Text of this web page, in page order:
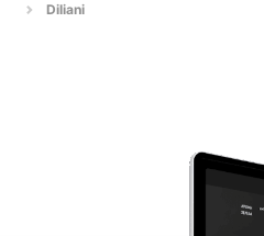
Diliani